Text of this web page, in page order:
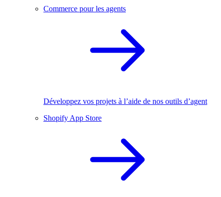
Commerce pour les agents
Développez vos projets à l’aide de nos outils d’agent
Shopify App Store